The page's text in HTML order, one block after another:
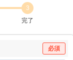
3
完了
必須